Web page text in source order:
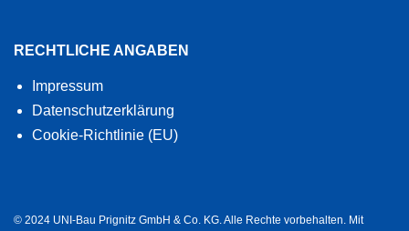
RECHTLICHE ANGABEN
Impressum
Datenschutzerklärung
Cookie-Richtlinie (EU)
© 2024 UNI-Bau Prignitz GmbH & Co. KG. Alle Rechte vorbehalten. Mit